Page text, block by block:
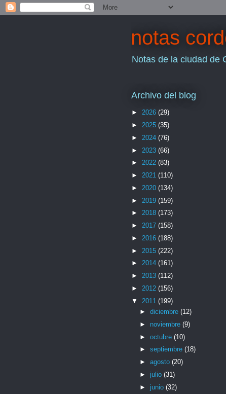
notas
Notas de la ciudad de
Archivo del blog
► 2026 (29)
► 2025 (35)
► 2024 (76)
► 2023 (66)
► 2022 (83)
► 2021 (110)
► 2020 (134)
► 2019 (159)
► 2018 (173)
► 2017 (158)
► 2016 (188)
► 2015 (222)
► 2014 (161)
► 2013 (112)
► 2012 (156)
▼ 2011 (199)
► diciembre (12)
► noviembre (9)
► octubre (10)
► septiembre (18)
► agosto (20)
► julio (31)
► junio (32)